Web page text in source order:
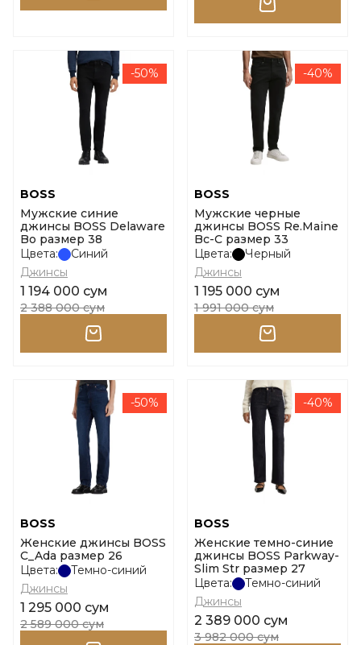
-50%
BOSS
Мужские синие
джинсы BOSS Delaware
Bo размер 38
Цвета:
Синий
Джинсы
1 194 000 сум
2 388 000 сум
-40%
BOSS
Мужские черные
джинсы BOSS Re.Maine
Bc-C размер 33
Цвета:
Черный
Джинсы
1 195 000 сум
1 991 000 сум
-50%
BOSS
Женские джинсы BOSS
C_Ada размер 26
Цвета:
Темно-синий
Джинсы
1 295 000 сум
2 589 000 сум
-40%
BOSS
Женские темно-синие
джинсы BOSS Parkway-
Slim Str размер 27
Цвета:
Темно-синий
Джинсы
2 389 000 сум
3 982 000 сум